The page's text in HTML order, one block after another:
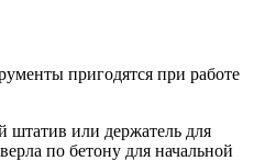
пригодятся при работе
штатив или держатель для
по бетону для начальной